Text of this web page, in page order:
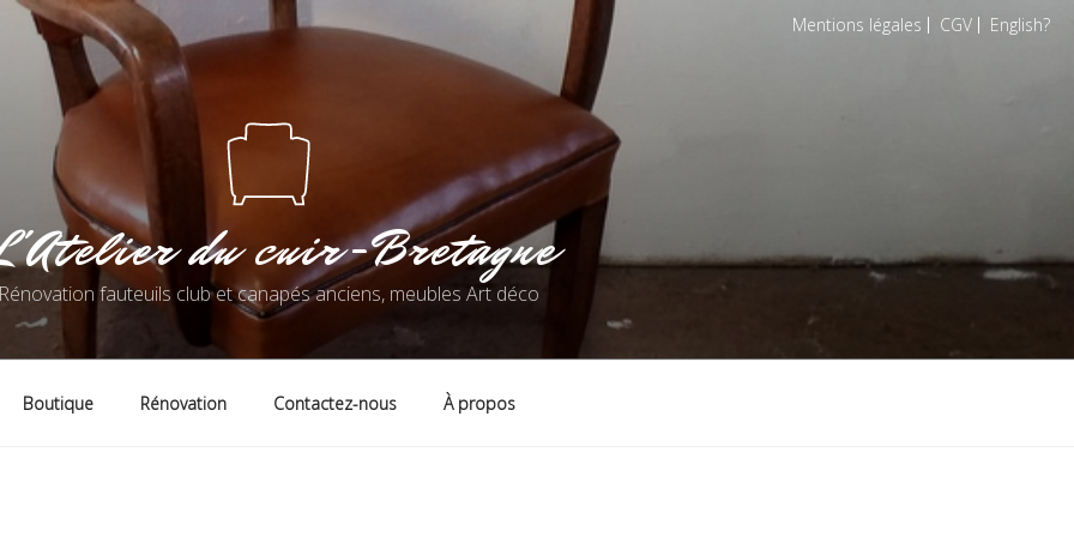
Mentions légales CGV English
du cuir-Bretagne
Rénovation fauteuils club et canapés anciens, meubles Art déco
Boutique Rénovation Contactez-nous À propos